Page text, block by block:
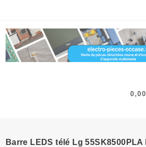
content
0,00
Barre LEDS télé Lg 55SK8500PLA